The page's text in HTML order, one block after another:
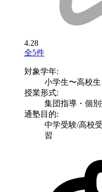
4.28
全5件
対象学年:
小学生〜高校生
授業形式:
集団指導・個
通塾目的:
中学受験/高校
習